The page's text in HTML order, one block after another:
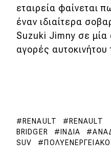
εταιρεία φαίνεται
έναν ιδιαίτερα
Suzuki Jimny σε μία
αγορές αυτοκινήτου
RENAULT
RENAULT
BRIDGER
ΙΝΔΊΑ
SUV
ΠΟΛΥΕΝΕΡΓΕΙΑΚΌ